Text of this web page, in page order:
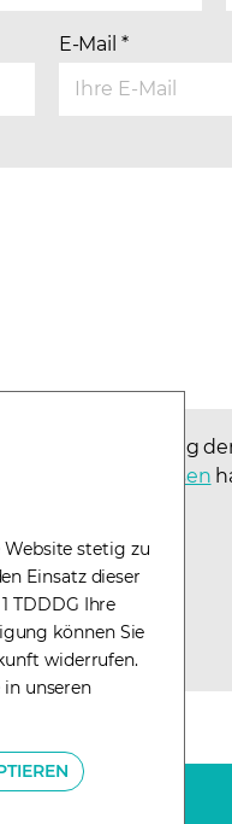
E-Mail*
der Beantwortung
Datenschutzhinweisen
stetig zu
Einsatz dieser
TDDDG Ihre
können Sie
widerrufen.
unseren